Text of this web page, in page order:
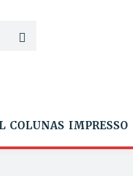
COLUNAS IMPRESSO